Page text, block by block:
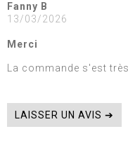
Fanny B
13/03/2026
Merci
La commande s'est
LAISSER UN AVIS ➔